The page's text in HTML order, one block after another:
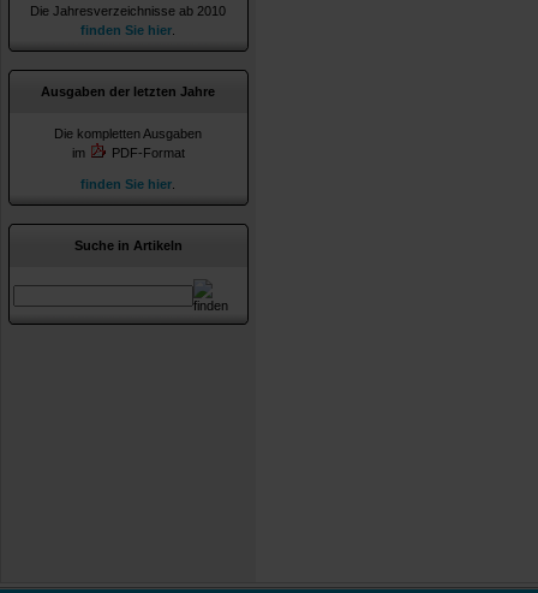
Die Jahresverzeichnisse ab 2010
finden Sie hier
Ausgaben der letzten Jahre
Die kompletten Ausgaben
im
PDF-Format
finden Sie hier
Suche in Artikeln